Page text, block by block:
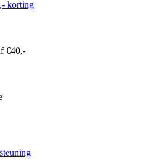
korting
€40,-